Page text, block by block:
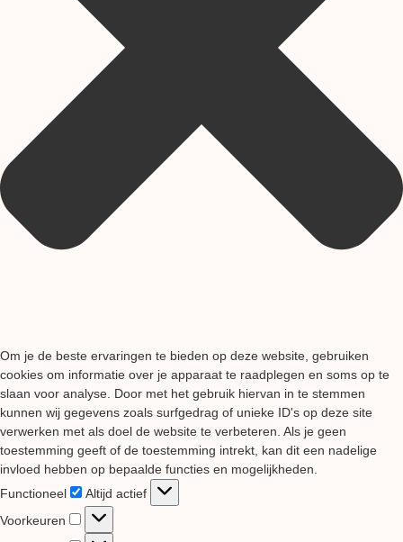
Om je de beste ervaringen te bieden op deze website, gebruiken
cookies om informatie over je apparaat te raadplegen en soms op te
slaan voor analyse. Door met het gebruik hiervan in te stemmen
kunnen wij gegevens zoals surfgedrag of unieke ID's op deze site
verwerken met als doel de website te verbeteren. Als je geen
toestemming geeft of de toestemming intrekt, kan dit een nadelige
invloed hebben op bepaalde functies en mogelijkheden.
Functioneel
Functioneel
Altijd actief
Voorkeuren
Voorkeuren